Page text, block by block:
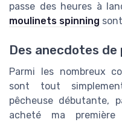
passe des heures à
moulinets spinning
Des anecdotes de
Parmi les nombreux
sont tout
pêcheuse débutante,
acheté ma première